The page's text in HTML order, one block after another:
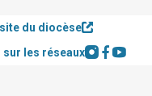
du diocèse
sur les réseaux